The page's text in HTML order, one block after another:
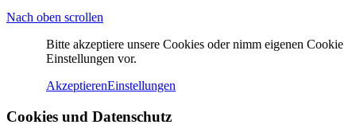
Nach oben scrollen
Bitte akzeptiere unsere Cookies oder nimm eigenen Cookie
Einstellungen vor.
AkzeptierenEinstellungen
Cookies und Datenschutz